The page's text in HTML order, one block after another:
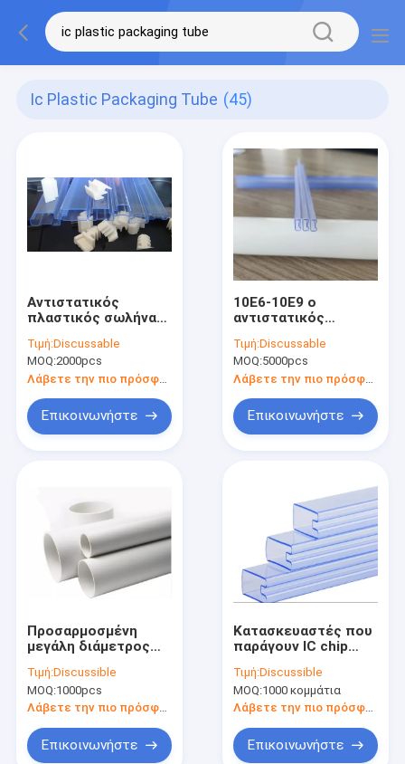
Ic Plastic Packaging Tube (45)
Αντιστατικός
πλαστικός σωλήνας
για τα ηλεκτρονικά
συστατικά
Τιμή:Discussable
MOQ:2000pcs
Λάβετε την πιο πρόσφατη τιμή
Επικοινωνήστε
10E6-10E9 ο
αντιστατικός
εξώθησε τον
πλαστικό σωλήνα
διαφανή
Τιμή:Discussable
MOQ:5000pcs
Επικοινωνήστε
Προσαρμοσμένη
μεγάλη διάμετρος
σωλήνας Ic Oval / U
σχήματος σωλήνας
Τιμή:Discussible
MOQ:1000pcs
Λάβετε την πιο πρόσφατη τιμή
Επικοινωνήστε
Κατασκευαστές που
παράγουν IC chip
συσκευασία SOP chip
συσκευασία σωλήνα
SOP16
κύκλωμα IC
συσκευασία
Τιμή:Discussible
MOQ:1000 κομμάτια
Επικοινωνήστε